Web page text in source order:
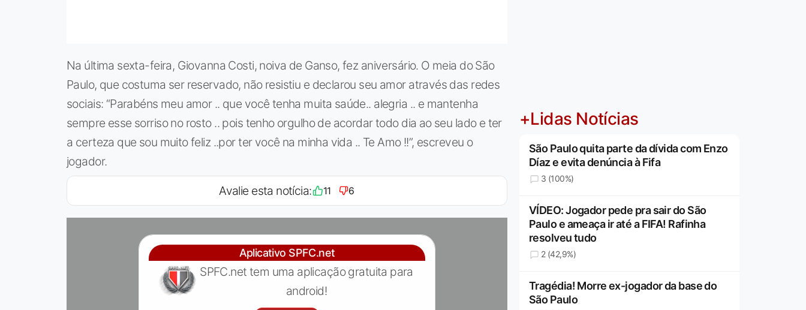
Na última sexta-feira, Giovanna Costi, noiva de Ganso, fez aniversário. O meia do São
Paulo, que costuma ser reservado, não resistiu e declarou seu amor através das redes
sociais: “Parabéns meu amor .. que você tenha muita saúde.. alegria .. e mantenha
sempre esse sorriso no rosto .. pois tenho orgulho de acordar todo dia ao seu lado e ter
a certeza que sou muito feliz ..por ter você na minha vida .. Te Amo !!”, escreveu o
jogador.
Avalie esta notícia: 11 6
Aplicativo SPFC.net
SPFC.net tem uma aplicação gratuita para
android!
+Lidas Notícias
São Paulo quita parte da dívida com Enzo
Díaz e evita denúncia à Fifa
3 (100%)
VÍDEO: Jogador pede pra sair do São
Paulo e ameaça ir até a FIFA! Rafinha
resolveu tudo
2 (42,9%)
Tragédia! Morre ex-jogador da base do
São Paulo